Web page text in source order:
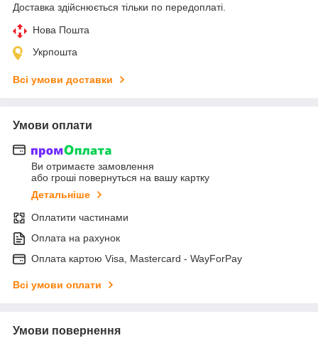
Доставка здійснюється тільки по передоплаті.
Нова Пошта
Укрпошта
Всі умови доставки
Умови оплати
Ви отримаєте замовлення
або гроші повернуться на вашу картку
Детальніше
Оплатити частинами
Оплата на рахунок
Оплата картою Visa, Mastercard - WayForPay
Всі умови оплати
Умови повернення